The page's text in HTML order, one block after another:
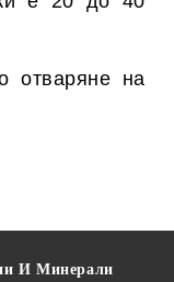
отваряне на
И Минерали